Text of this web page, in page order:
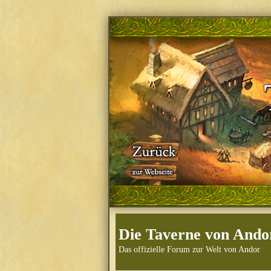
Die Taverne von
Das offizielle Forum zur Welt von Andor